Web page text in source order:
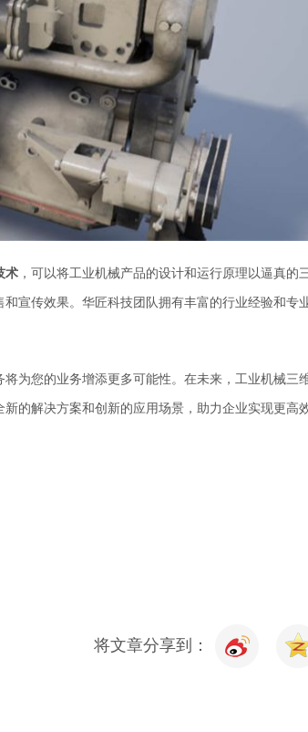
术 ，可以将工业机械产品的设计和运行原理以逼真的
宣传效果。华匠科技团队拥有丰富的行业经验和专
为您的业务增添更多可能性。在未来，工业机械三
的解决方案和创新的应用场景，助力企业实现更高
将文章分享到：